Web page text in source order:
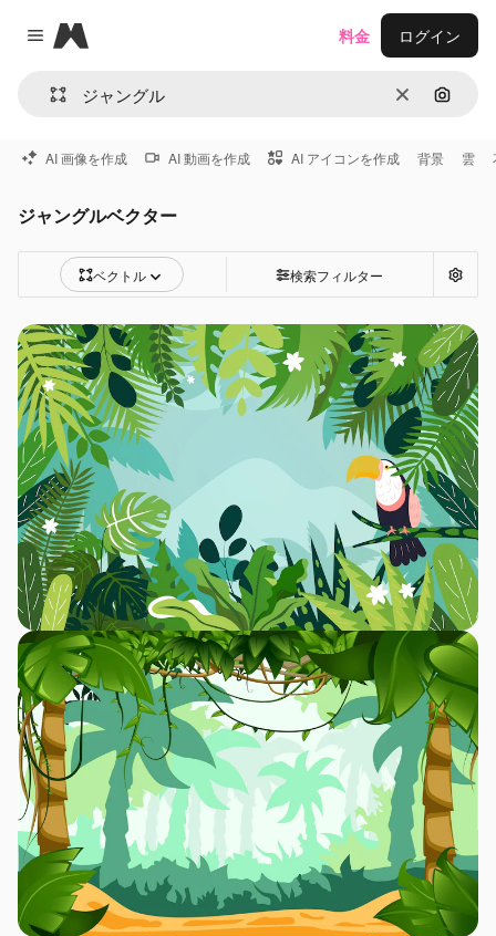
Close menu
Magnific
消去 画像で
料金 ログイン
AI 画像を作成 AI 動画を作成 AI アイコンを作成 背景 雲
ジャングルベクター
ベクトル 検索フィルター